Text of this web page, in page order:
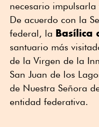
necesario impulsarla
De acuerdo con la
federal, la Basílica
santuario más
de la Virgen de la
San Juan de los
de Nuestra Señora
entidad federativa.